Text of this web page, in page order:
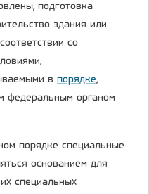
подготовка
здания или
со
в порядке,
федеральным органом
порядке специальные
основанием для
специальных